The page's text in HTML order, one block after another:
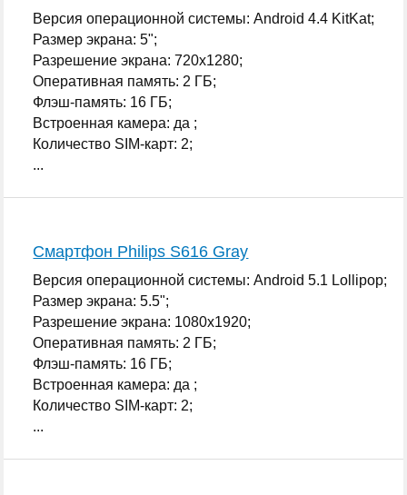
Версия операционной системы: Android 4.4 KitKat;
Размер экрана: 5";
Разрешение экрана: 720x1280;
Оперативная память: 2 ГБ;
Флэш-память: 16 ГБ;
Встроенная камера: да ;
Количество SIM-карт: 2;
...
Смартфон Philips S616 Gray
Версия операционной системы: Android 5.1 Lollipop;
Размер экрана: 5.5";
Разрешение экрана: 1080x1920;
Оперативная память: 2 ГБ;
Флэш-память: 16 ГБ;
Встроенная камера: да ;
Количество SIM-карт: 2;
...